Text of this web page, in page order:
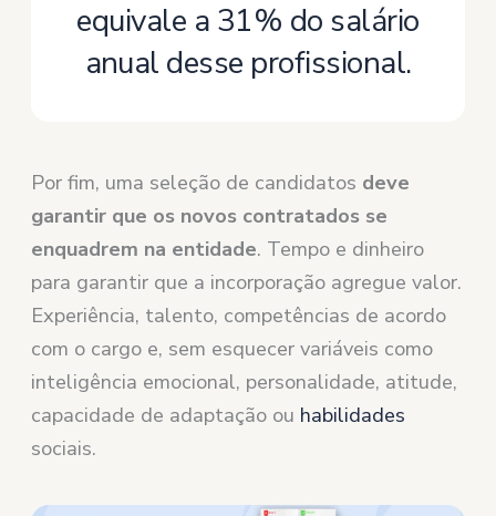
equivale a 31% do salário
anual desse profissional.
Por fim, uma seleção de candidatos deve
garantir que os novos contratados se
enquadrem na entidade. Tempo e dinheiro
para garantir que a incorporação agregue valor.
Experiência, talento, competências de acordo
com o cargo e, sem esquecer variáveis ​​como
inteligência emocional, personalidade, atitude,
capacidade de adaptação ou habilidades
sociais.